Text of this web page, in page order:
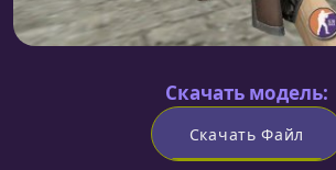
Скачать модель:
Скачать Файл